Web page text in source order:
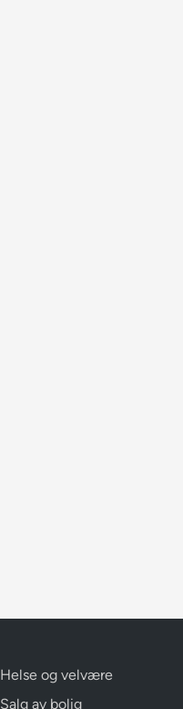
Helse og velvære
Salg av bolig